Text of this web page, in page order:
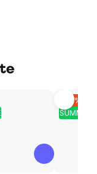
SUMMER
–10 %